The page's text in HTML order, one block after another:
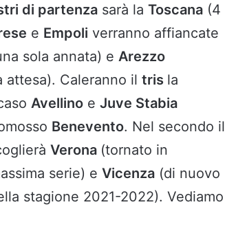
di partenza sarà la Toscana (4
e Empoli verranno affiancate
sola annata) e Arezzo
attesa). Caleranno il tris la
Avellino e Juve Stabia
Benevento. Nel secondo il
Verona (tornato in
serie) e Vicenza (di nuovo
stagione 2021-2022). Vediamo